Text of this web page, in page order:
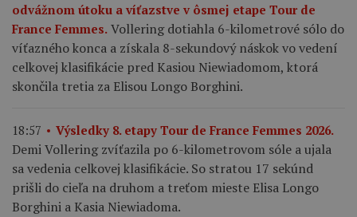
odvážnom útoku a víťazstve v ôsmej etape Tour de
France Femmes. Vollering dotiahla 6-kilometrové sólo do
víťazného konca a získala 8-sekundový náskok vo vedení
celkovej klasifikácie pred Kasiou Niewiadomom, ktorá
skončila tretia za Elisou Longo Borghini.
18:57 Výsledky 8. etapy Tour de France Femmes 2026.
Demi Vollering zvíťazila po 6-kilometrovom sóle a ujala
sa vedenia celkovej klasifikácie. So stratou 17 sekúnd
prišli do cieľa na druhom a treťom mieste Elisa Longo
Borghini a Kasia Niewiadoma.